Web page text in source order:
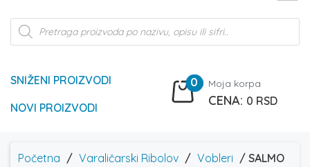
Products
search
SNIŽENI PROIZVODI
NOVI PROIZVODI
0 Moja korpa
0 RSD
Početna / Varaličarski Ribolov / Vobleri / SALMO